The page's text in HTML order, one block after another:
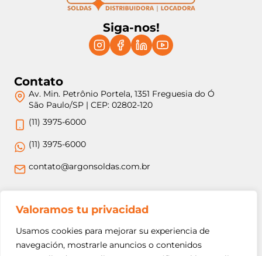
Valoramos tu privacidad
Usamos cookies para mejorar su experiencia de
navegación, mostrarle anuncios o contenidos
Siga-nos!
Contato
Av. Min. Petrônio Portela, 1351 Freguesia do Ó
São Paulo/SP | CEP: 02802-120
(11) 3975-6000
(11) 3975-6000
contato@argonsoldas.com.br
Jurídico
Termos e Condições
Política de Privacidade